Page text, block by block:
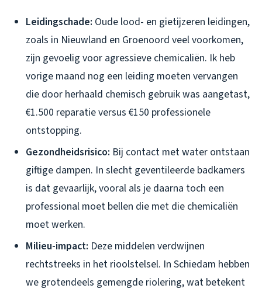
Leidingschade: Oude lood- en gietijzeren leidingen,
zoals in Nieuwland en Groenoord veel voorkomen,
zijn gevoelig voor agressieve chemicaliën. Ik heb
vorige maand nog een leiding moeten vervangen
die door herhaald chemisch gebruik was aangetast,
€1.500 reparatie versus €150 professionele
ontstopping.
Gezondheidsrisico: Bij contact met water ontstaan
giftige dampen. In slecht geventileerde badkamers
is dat gevaarlijk, vooral als je daarna toch een
professional moet bellen die met die chemicaliën
moet werken.
Milieu-impact: Deze middelen verdwijnen
rechtstreeks in het rioolstelsel. In Schiedam hebben
we grotendeels gemengde riolering, wat betekent